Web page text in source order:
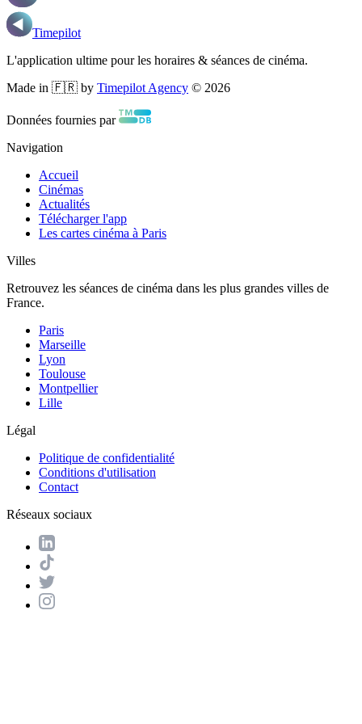
Timepilot
L'application ultime pour les horaires & séances de cinéma.
Made in 🇫🇷 by Timepilot Agency © 2026
Données fournies par
Navigation
Accueil
Cinémas
Actualités
Télécharger l'app
Les cartes cinéma à Paris
Villes
Retrouvez les séances de cinéma dans les plus grandes villes de
France.
Paris
Marseille
Lyon
Toulouse
Montpellier
Lille
Légal
Politique de confidentialité
Conditions d'utilisation
Contact
Réseaux sociaux